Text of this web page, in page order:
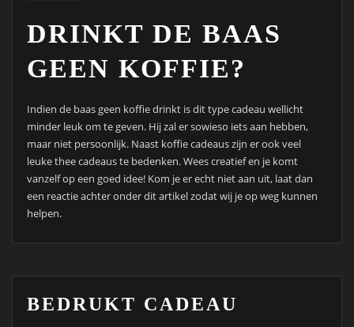
DRINKT DE BAAS
GEEN KOFFIE?
Indien de baas geen koffie drinkt is dit type cadeau wellicht
minder leuk om te geven. Hij zal er sowieso iets aan hebben,
maar niet persoonlijk. Naast koffie cadeaus zijn er ook veel
leuke thee cadeaus te bedenken. Wees creatief en je komt
vanzelf op een goed idee! Kom je er echt niet aan uit, laat dan
een reactie achter onder dit artikel zodat wij je op weg kunnen
helpen.
BEDRUKT CADEAU